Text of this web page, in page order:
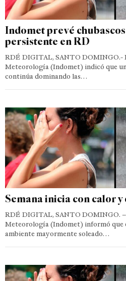
Indomet prevé
persistente en RD
RDÉ DIGITAL, SANTO
Meteorología (Indomet) indicó que
continúa dominando las…
Semana inicia con calor y
RDÉ DIGITAL, SANTO DOMINGO.
Meteorología (Indomet) informó que
ambiente mayormente soleado…